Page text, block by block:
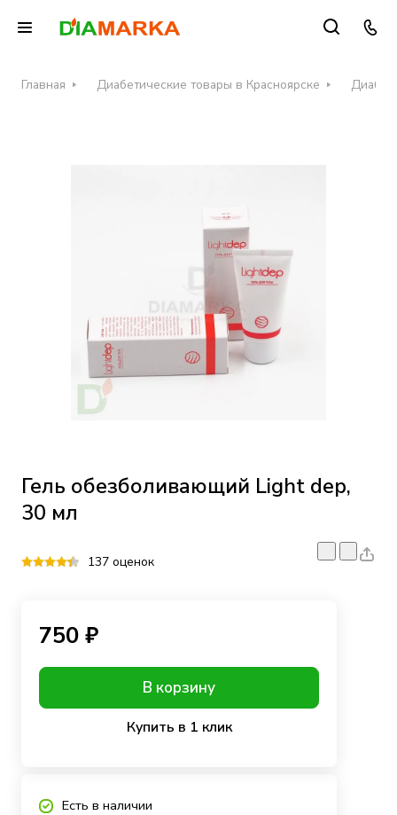
Главная Диабетические товары в Красноярске
Гель обезболивающий Light dep,
30 мл
137 оценок
750 ₽
В корзину
Купить в 1 клик
Есть в наличии